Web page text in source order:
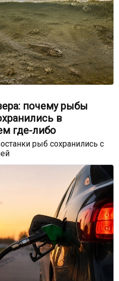
почему рыбы
в
где-либо
рыб сохранились с